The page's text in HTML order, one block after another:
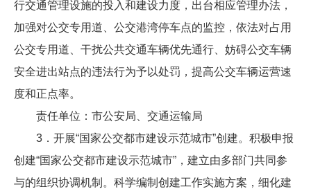
行交通管理设施的投入和建设力度，出台相应管理办法，
加强对公交专用道、公交港湾停车点的监控，依法对占用
公交专用道、干扰公共交通车辆优先通行、妨碍公交车辆
安全进出站点的违法行为予以处罚，提高公交车辆运营速
度和正点率。
责任单位：市公安局、交通运输局
3．开展“国家公交都市建设示范城市”创建。积极申报
创建“国家公交都市建设示范城市”，建立由多部门共同参
与的组织协调机制。科学编制创建工作实施方案，细化建